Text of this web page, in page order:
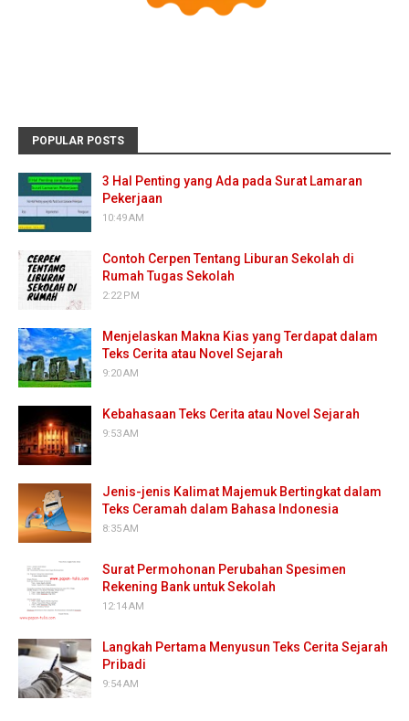
POPULAR POSTS
3 Hal Penting yang Ada pada Surat Lamaran
Pekerjaan
10:49 AM
Contoh Cerpen Tentang Liburan Sekolah di
Rumah Tugas Sekolah
2:22 PM
Menjelaskan Makna Kias yang Terdapat dalam
Teks Cerita atau Novel Sejarah
9:20 AM
Kebahasaan Teks Cerita atau Novel Sejarah
9:53 AM
Jenis-jenis Kalimat Majemuk Bertingkat dalam
Teks Ceramah dalam Bahasa Indonesia
8:35 AM
Surat Permohonan Perubahan Spesimen
Rekening Bank untuk Sekolah
12:14 AM
Langkah Pertama Menyusun Teks Cerita Sejarah
Pribadi
9:54 AM